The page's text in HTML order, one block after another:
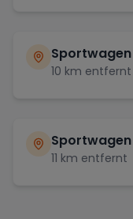
10 km entfernt
11 km entfernt